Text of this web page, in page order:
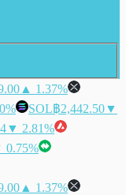
▲ 1.37%
SOL฿2,442.50▼
▼ 2.81%
0.75%
▲ 1.37%